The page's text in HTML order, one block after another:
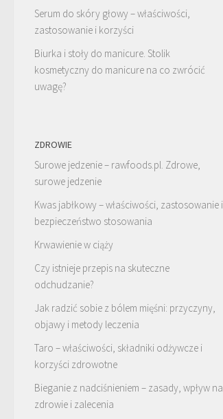
Serum do skóry głowy – właściwości,
zastosowanie i korzyści
Biurka i stoły do manicure. Stolik
kosmetyczny do manicure na co zwrócić
uwagę?
ZDROWIE
Surowe jedzenie – rawfoods.pl. Zdrowe,
surowe jedzenie
Kwas jabłkowy – właściwości, zastosowanie i
bezpieczeństwo stosowania
Krwawienie w ciąży
Czy istnieje przepis na skuteczne
odchudzanie?
Jak radzić sobie z bólem mięśni: przyczyny,
objawy i metody leczenia
Taro – właściwości, składniki odżywcze i
korzyści zdrowotne
Bieganie z nadciśnieniem – zasady, wpływ na
zdrowie i zalecenia